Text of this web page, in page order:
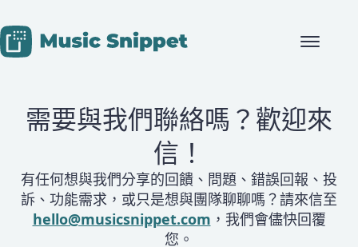
需要與我們聯絡嗎？歡迎來
信！
有任何想與我們分享的回饋、問題、錯誤回報、投
訴、功能需求，或只是想與團隊聊聊嗎？請來信至
hello@musicsnippet.com ，我們會儘快回覆
您。